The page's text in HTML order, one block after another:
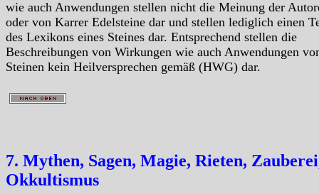
wie auch Anwendungen stellen nicht die Meinung der
oder von Karrer Edelsteine dar und stellen lediglich einen
des Lexikons eines Steines dar. Entsprechend stellen die
Beschreibungen von Wirkungen wie auch Anwendungen
Steinen kein Heilversprechen gemäß (HWG) dar.
7. Mythen, Sagen, Magie, Rieten,
Okkultismus